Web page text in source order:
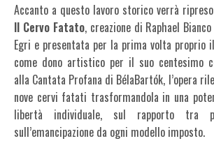
Accanto a questo lavoro storico verrà ripreso
Il Cervo Fatato, creazione di Raphael
Egri e presentata per la prima volta proprio
come dono artistico per il suo centesimo
alla Cantata Profana di BélaBartók, l’opera
nove cervi fatati trasformandola in una
libertà individuale, sul rapporto
sull’emancipazione da ogni modello imposto.